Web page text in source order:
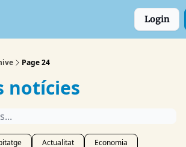
Login
Page 24
notícies
Actualitat
Economia